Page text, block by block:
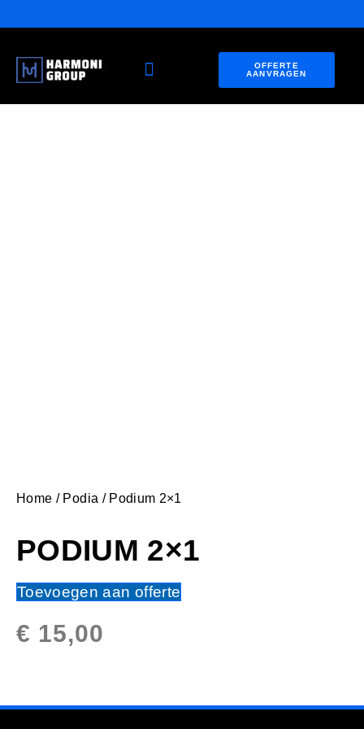
OFFERTE
AANVRAGEN
Home / Podia / Podium 2×1
PODIUM 2×1
Toevoegen aan offerte
€ 15,00